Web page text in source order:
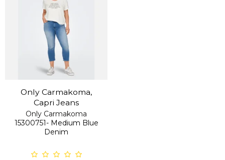
Only Carmakoma,
Capri Jeans
Only Carmakoma
15300751- Medium Blue
Denim